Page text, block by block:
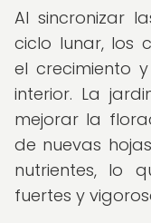
Al sincronizar
ciclo lunar, los
el crecimiento
interior. La
mejorar la
de nuevas
nutrientes, lo
fuertes y